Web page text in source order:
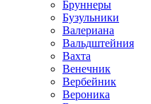
Бруннеры
Бузульники
Валериана
Вальдштейния
Вахта
Венечник
Вербейник
Вероника